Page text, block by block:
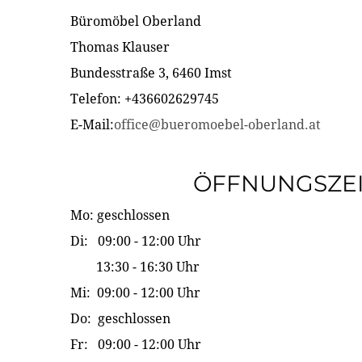
Büromöbel Oberland
Thomas Klauser
Bundesstraße 3, 6460 Imst
Telefon: +436602629745
E-Mail:office@bueromoebel-oberland.at
Mo: geschlossen
Di: 09:00 - 12:00 Uhr
13:30 - 16:30 Uhr
Mi: 09:00 - 12:00 Uhr
Do: geschlossen
Fr: 09:00 - 12:00 Uhr